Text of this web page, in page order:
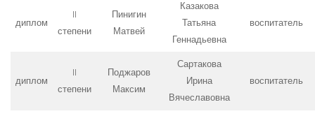
диплом
II
степени
Пинигин
Матвей
Казакова
Татьяна
Геннадьевна
воспитатель
диплом
II
степени
Поджаров
Максим
Сартакова
Ирина
Вячеславовна
воспитатель